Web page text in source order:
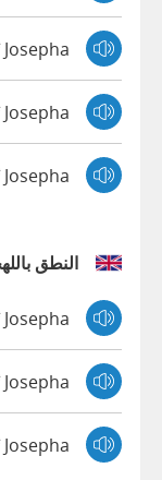
Josepha تُنطق Joey
Josepha تُنطق Justin
Josepha تُنطق Matthew
النطق
Josepha تُنطق Amy
Josepha تُنطق Emma
Josepha تُنطق Brian